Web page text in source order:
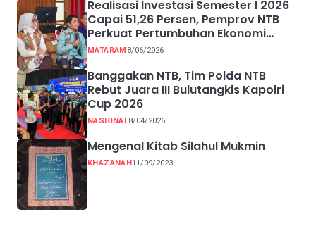
Realisasi Investasi Semester I 2026
Capai 51,26 Persen, Pemprov NTB
Perkuat Pertumbuhan Ekonomi
Inklusif melalui UMKM
MATARAM 8/06/2026
Banggakan NTB, Tim Polda NTB
Rebut Juara III Bulutangkis Kapolri
Cup 2026
NASIONAL8/04/2026
Mengenal Kitab Silahul Mukmin
KHAZANAH11/09/2023